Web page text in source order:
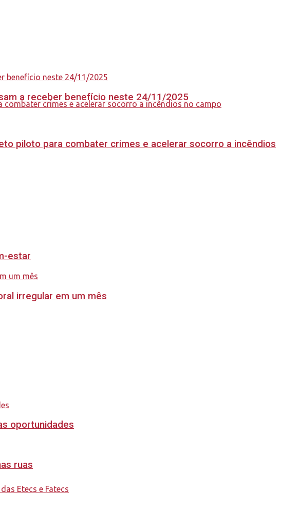
piloto para combater crimes e acelerar socorro a incêndios
estar
a receber benefício neste 24/11/2025
irregular em um mês
oportunidades
ruas